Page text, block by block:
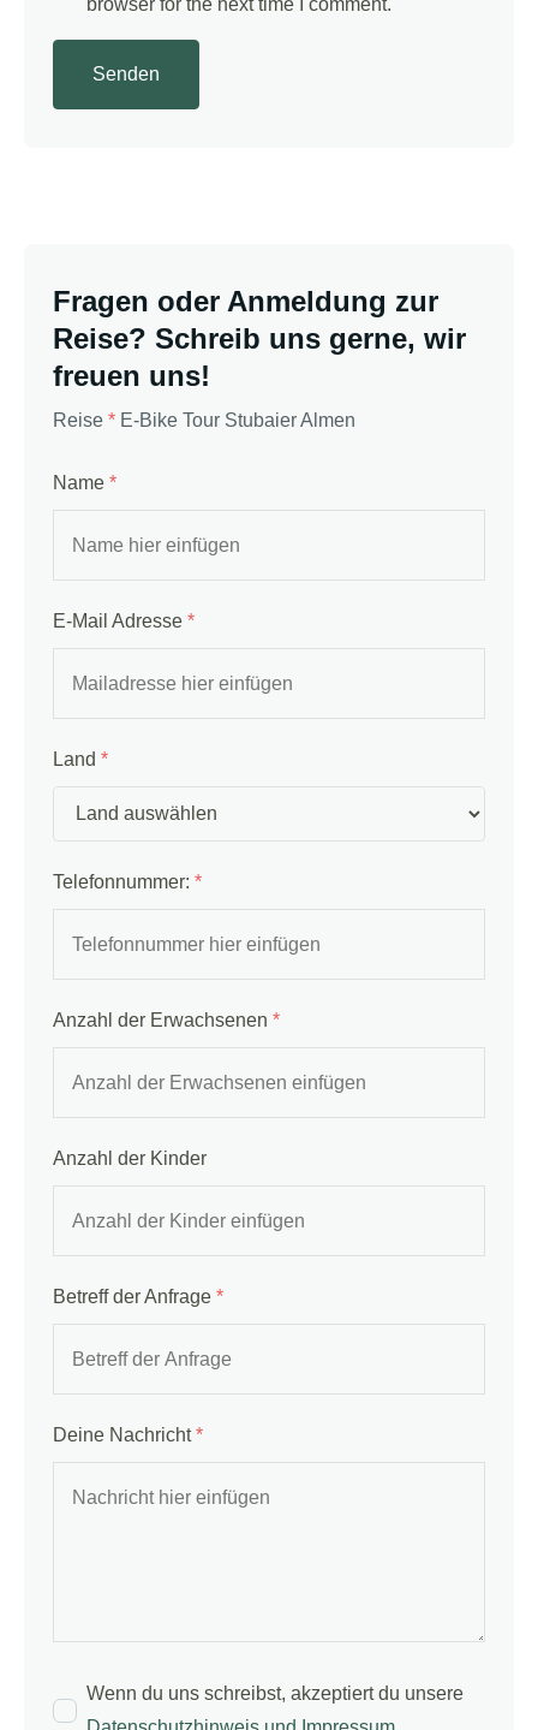
browser for the next time I comment.
Fragen oder Anmeldung zur
Reise? Schreib uns gerne, wir
freuen uns!
Reise * E-Bike Tour Stubaier Almen
Name *
E-Mail Adresse *
Land *
Telefonnummer: *
Anzahl der Erwachsenen *
Anzahl der Kinder
Betreff der Anfrage *
Deine Nachricht*
Wenn du uns schreibst, akzeptiert du unsere